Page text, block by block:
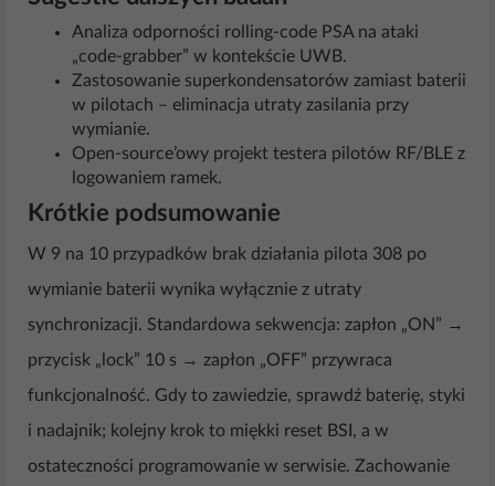
Analiza odporności rolling-code PSA na ataki
„code-grabber” w kontekście UWB.
Zastosowanie superkondensatorów zamiast baterii
w pilotach – eliminacja utraty zasilania przy
wymianie.
Open-source’owy projekt testera pilotów RF/BLE z
logowaniem ramek.
Krótkie podsumowanie
W 9 na 10 przypadków brak działania pilota 308 po
wymianie baterii wynika wyłącznie z utraty
synchronizacji. Standardowa sekwencja: zapłon „ON” →
przycisk „lock” 10 s → zapłon „OFF” przywraca
funkcjonalność. Gdy to zawiedzie, sprawdź baterię, styki
i nadajnik; kolejny krok to miękki reset BSI, a w
ostateczności programowanie w serwisie. Zachowanie